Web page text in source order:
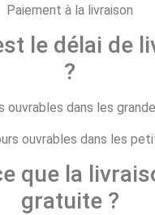
Paiement à la livraison
le délai de
?
ouvrables dans les
ouvrables dans les
que la
gratuite ?